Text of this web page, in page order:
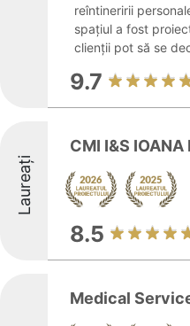
reîntineririi
spațiul a fost
clienții pot să se
9.7
Laureați
CMI I&S IOANA
8.5
Medical